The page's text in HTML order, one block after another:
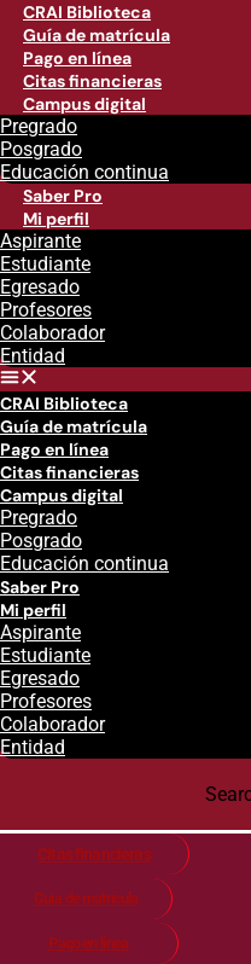
CRAI Biblioteca
Guía de matrícula
Pago en línea
Citas financieras
Campus digital
Pregrado
Posgrado
Educación continua
Saber Pro
Mi perfil
Aspirante
Estudiante
Egresado
Profesores
Colaborador
Entidad
CRAI Biblioteca
Guía de matrícula
Pago en línea
Citas financieras
Campus digital
Pregrado
Posgrado
Educación continua
Saber Pro
Mi perfil
Aspirante
Estudiante
Egresado
Profesores
Colaborador
Entidad
Citas financieras
Guía de matricula
Pago en línea